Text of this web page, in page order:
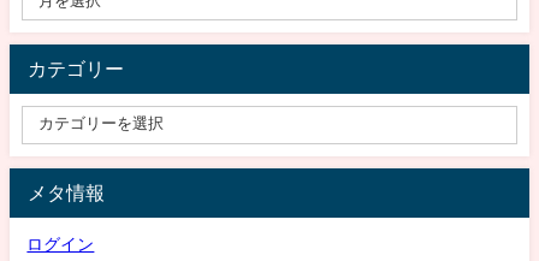
カテゴリー
メタ情報
ログイン